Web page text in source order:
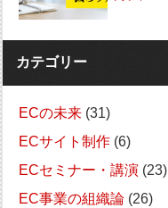
カテゴリー
ECの未来 (31)
ECサイト制作 (6)
ECセミナー・講演 (23)
EC事業の組織論 (26)